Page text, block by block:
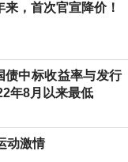
，首次官宣降价！
债中标收益率与发行
年8月以来最低
动激情